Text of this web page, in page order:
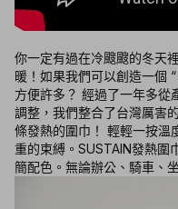
你一定有過在冷颼颼的冬天
暖！如果我們可以創造一個
方便許多？ 經過了一年多從
調整，我們整合了台灣厲害
條發熱的圍巾！ 輕輕一按
重的束縛。SUSTAIN發熱圍
簡配色。無論辦公、騎車、